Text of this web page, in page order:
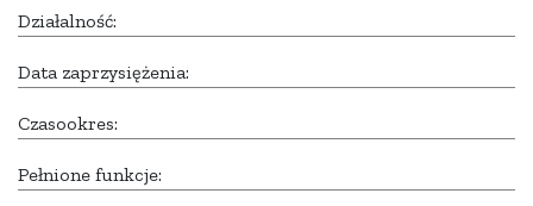
Działalność:
Data zaprzysiężenia:
Czasookres:
Pełnione funkcje: